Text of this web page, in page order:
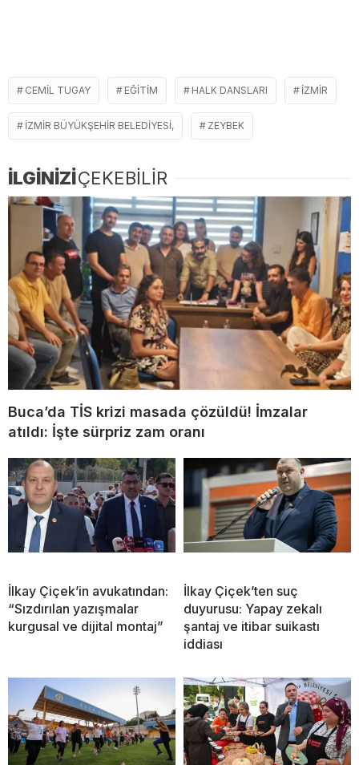
CEMIL TUGAY EĞITIM HALK DANSLARI İZMIR
İZMIR BÜYÜKŞEHIR BELEDIYESI, ZEYBEK
İLGİNİZİÇEKEBİLİR
Buca’da TİS krizi masada çözüldü! İmzalar
atıldı: İşte sürpriz zam oranı
İlkay Çiçek’in avukatından:
“Sızdırılan yazışmalar
kurgusal ve dijital montaj”
İlkay Çiçek’ten suç
duyurusu: Yapay zekalı
şantaj ve itibar suikastı
iddiası